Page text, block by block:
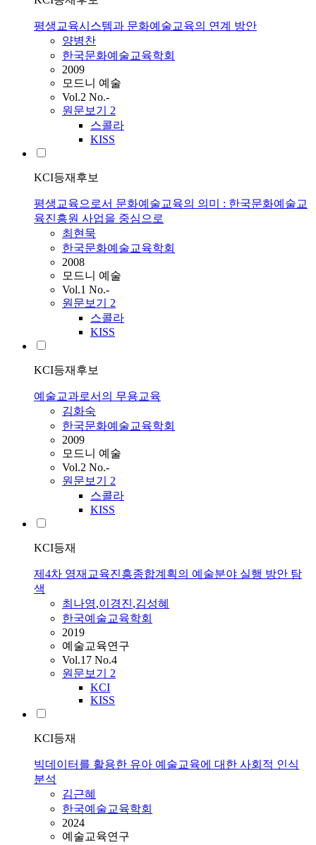
평생교육시스템과 문화예술교육의 연계 방안
양병찬
한국문화예술교육학회
2009
모드니 예술
Vol.2 No.-
원문보기 2
스콜라
KISS
KCI등재후보
평생교육으로서 문화예술교육의 의미 : 한국문화예술교
육진흥원 사업을 중심으로
최현묵
한국문화예술교육학회
2008
모드니 예술
Vol.1 No.-
원문보기 2
스콜라
KISS
KCI등재후보
예술교과로서의 무용교육
김화숙
한국문화예술교육학회
2009
모드니 예술
Vol.2 No.-
원문보기 2
스콜라
KISS
KCI등재
제4차 영재교육진흥종합계획의 예술분야 실행 방안 탐
색
최나영,이경진,김성혜
한국예술교육학회
2019
예술교육연구
Vol.17 No.4
원문보기 2
KCI
KISS
KCI등재
빅데이터를 활용한 유아 예술교육에 대한 사회적 인식
분석
김근혜
한국예술교육학회
2024
예술교육연구